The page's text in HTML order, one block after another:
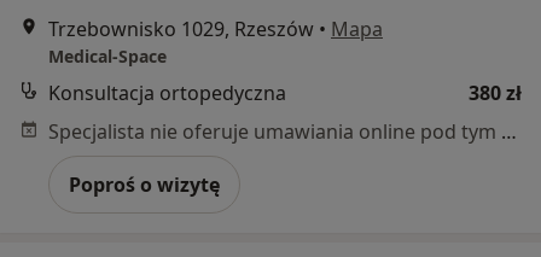
Trzebownisko 1029, Rzeszów • Mapa
Medical-Space
Konsultacja ortopedyczna
380 zł
Specjalista nie oferuje umawiania online pod tym adresem.
Poproś o wizytę